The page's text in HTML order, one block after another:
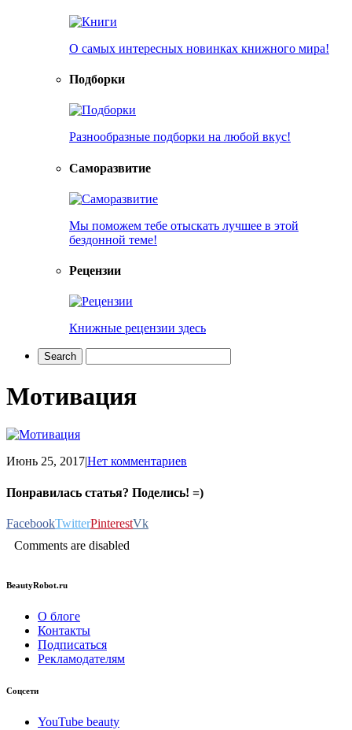
О самых интересных новинках книжного мира!
Подборки
Разнообразные подборки на любой вкус!
Саморазвитие
Мы поможем тебе отыскать лучшее в этой
бездонной теме!
Рецензии
Книжные рецензии здесь
Мотивация
Июнь 25, 2017|Нет комментариев
Понравилась статья? Поделись! =)
FacebookTwitterPinterestVk
Comments are disabled
BeautyRobot.ru
О блоге
Контакты
Подписаться
Рекламодателям
Соцсети
YouTube beauty